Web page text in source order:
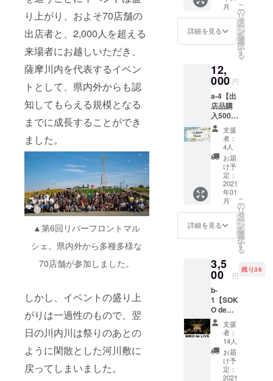
り上がり、およそ70店舗の
出店者と、2,000人を超える
来場者にお越しいただき、
薩摩川内を代表するイベン
トとして、県内外からも認
知してもらえる規模となる
までに成長することができ
ました。
▲第6回リバーフロントマル
シェ。県内外から多種多様な
70店舗が参加しました。
しかし、イベントの盛り上
がりは一過性のもので、翌
日の川内川は祭りのあとの
ように閑散とした河川敷に
戻ってしまいました。
いで
す。 *施
設内の
す。 *チ
ケット
金額を
下回る
商品を
購入し
た場
合、お
釣りは
出ませ
んので
ご注意
くださ
い。 *有
効期限
は、チ
ケット
ら1年と
させて
す。 *受
け取り
は、郵
送もし
くは店
舗での
受け取
りの選
択が可
のリ
ターン
も『上
乗せ支
援』を
とがで
きま
す。 ご
都合許
す場合
は、リ
ターン
の額に
上乗せ
して、
ご支援
頂けま
すと大
変嬉し
いで
す。 *施
設内の
す。 *チ
ケット
金額を
下回る
商品を
購入し
た場
合、お
釣りは
出ませ
んので
ご注意
月
詳細を見る
こ
の
リ
タ
ー
ン
を
選
択
す
る
12,
000 円
a-4【出
店品購
入500円
分チ
ケット
×10枚】
※ご支援
をして
いただ
く際
に、ど
のリ
ターン
も『上
乗せ支
援』を
とがで
きま
す。 ご
都合許
す場合
は、リ
ターン
の額に
上乗せ
して、
ご支援
頂けま
支援
者：
4人
お届
け予
定：
2021
年01
月
詳細を見る
こ
の
リ
タ
ー
ン
を
選
択
す
る
3,5
00 円
残り36
b-
1【SOK
O de
LIVE 早
割チ
ケット
ワンド
リンク
付（1名
支援
者：
14人
お届
け予
定：
2021